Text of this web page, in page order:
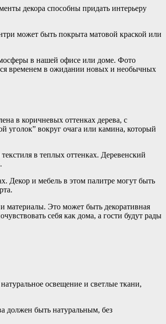
декора способны придать интерьеру
может быть покрыта матовой краской или
в нашей офисе или доме. Фото
временем в ожидании новых и необычных
в коричневых оттенках дерева, с
уголок” вокруг очага или камина, который
в теплых оттенках. Деревенский
Декор и мебель в этом палитре могут быть
материалы. Это может быть декоративная
себя как дома, а гости будут рады
освещение и светлые ткани,
должен быть натуральным, без